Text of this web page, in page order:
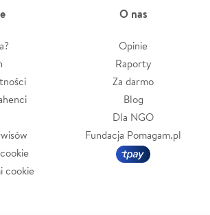
cookie
O nas
Opinie
Raporty
Za darmo
Blog
Dla NGO
Fundacja Pomagam.pl